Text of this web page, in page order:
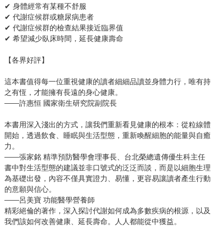
✔ 身體經常有某種不舒服
✔ 代謝症候群或糖尿病患者
✔ 代謝症候群的檢查結果接近臨界值
✔ 希望減少臥床時間，延長健康壽命
【各界好評】
這本書值得每一位重視健康的讀者細細品讀並身體力行，唯有持
之有恆，才能擁有長遠的身心健康。
——許惠恒 國家衛生研究院副院長
本書用深入淺出的方式，讓我們重新看見健康的根本：從粒線體
開始，透過飲食、睡眠與生活型態，重新喚醒細胞的能量與自癒
力。
——張家銘 精準預防醫學會理事長、台北榮總遺傳優生科主任
書中對生活型態的建議並非口號式的泛泛而談，而是以細胞生理
為基礎出發，內容不僅具實證力、易懂，更容易讓讀者產生行動
的意願與信心。
——呂美寶 功能醫學營養師
精彩絕倫的著作，深入探討代謝如何成為多數疾病的根源，以及
我們該如何改善健康、延長壽命。人人都能從中獲益。